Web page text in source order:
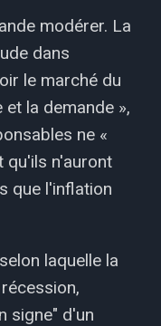
modérer. La
dans
le marché du
la demande »,
ne «
qu'ils n'auront
que l'inflation
laquelle la
signe" d'un